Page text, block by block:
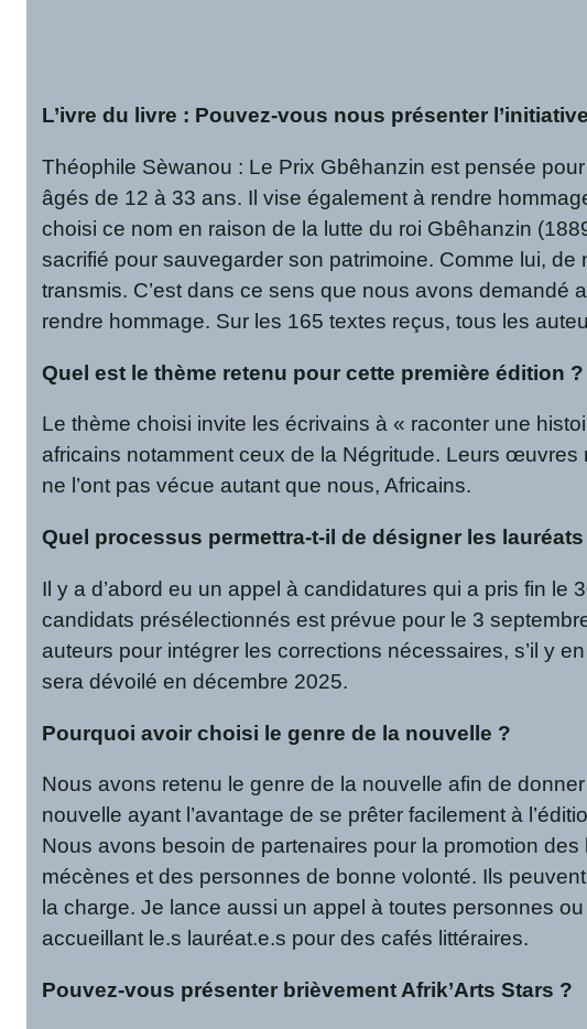
L’ivre du livre : Pouvez-vous nous présenter
Théophile Sèwanou : Le Prix Gbêhanzin est pensée
âgés de 12 à 33 ans. Il vise également à rendre
choisi ce nom en raison de la lutte du roi Gbêhanzin
sacrifié pour sauvegarder son patrimoine. Comme lui, de
transmis. C’est dans ce sens que nous avons demandé
rendre hommage. Sur les 165 textes reçus, tous les
Quel est le thème retenu pour cette première édition ?
Le thème choisi invite les écrivains à « raconter une
africains notamment ceux de la Négritude. Leurs
ne l’ont pas vécue autant que nous, Africains.
Quel processus permettra-t-il de désigner les lauréats
Il y a d’abord eu un appel à candidatures qui a pris fin
candidats présélectionnés est prévue pour le 3
auteurs pour intégrer les corrections nécessaires, s’il y
sera dévoilé en décembre 2025.
Pourquoi avoir choisi le genre de la nouvelle ?
Nous avons retenu le genre de la nouvelle afin de
nouvelle ayant l’avantage de se prêter facilement à
Nous avons besoin de partenaires pour la promotion
mécènes et des personnes de bonne volonté. Ils
la charge. Je lance aussi un appel à toutes personnes
accueillant le.s lauréat.e.s pour des cafés littéraires.
Pouvez-vous présenter brièvement Afrik’Arts Stars ?